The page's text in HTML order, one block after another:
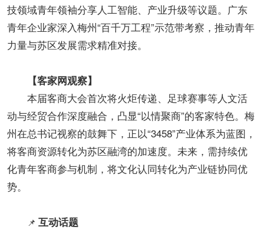
技领域青年领袖分享人工智能、产业升级等议题。广东
青年企业家深入梅州“百千万工程”示范带考察，推动青年
力量与苏区发展需求精准对接。
【客家网观察​】
本届客商大会首次将火炬传递、足球赛事等人文活
动与经贸合作深度融合，凸显“以情聚商”的客家特色。梅
州在总书记视察的鼓舞下，正以“3458”产业体系为蓝图，
将客商资源转化为苏区融湾的加速度。未来，需持续优
化青年客商参与机制，将文化认同转化为产业链协同优
势。
📌 互动话题​